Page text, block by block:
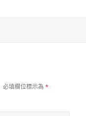
必填欄位標示為*